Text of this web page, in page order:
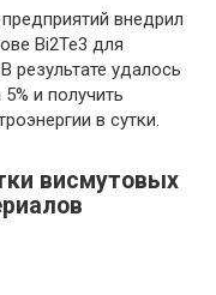
внедрил
Bi2Te3 для
результате удалось
и получить
в сутки.
висмутовых